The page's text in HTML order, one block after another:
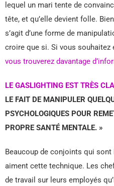
lequel un mari tente de
tête, et qu’elle devient folle.
s’agit d’une forme de
croire que si. Si vous souhaitez
vous trouverez davantage
LE GASLIGHTING EST TRÈS
LE FAIT DE MANIPULER
PSYCHOLOGIQUES POUR
PROPRE SANTÉ MENTALE. »
Beaucoup de conjoints qui
aiment cette technique. Les
de travail sur leurs employés